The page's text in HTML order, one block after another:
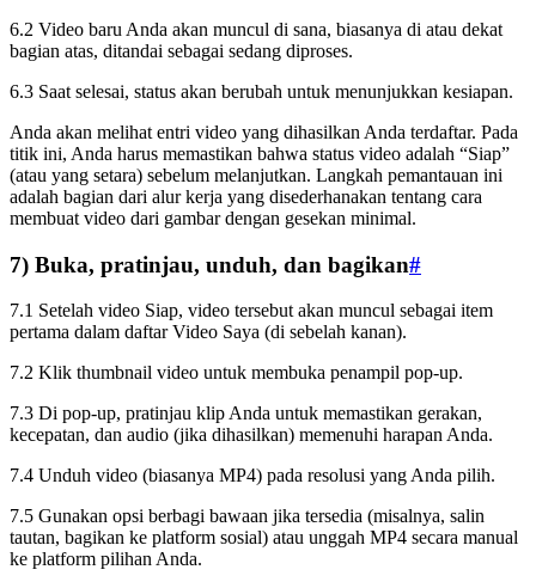
6.2 Video baru Anda akan muncul di sana, biasanya di atau dekat
bagian atas, ditandai sebagai sedang diproses.
6.3 Saat selesai, status akan berubah untuk menunjukkan kesiapan.
Anda akan melihat entri video yang dihasilkan Anda terdaftar. Pada
titik ini, Anda harus memastikan bahwa status video adalah “Siap”
(atau yang setara) sebelum melanjutkan. Langkah pemantauan ini
adalah bagian dari alur kerja yang disederhanakan tentang cara
membuat video dari gambar dengan gesekan minimal.
7) Buka, pratinjau, unduh, dan bagikan#
7.1 Setelah video Siap, video tersebut akan muncul sebagai item
pertama dalam daftar Video Saya (di sebelah kanan).
7.2 Klik thumbnail video untuk membuka penampil pop-up.
7.3 Di pop-up, pratinjau klip Anda untuk memastikan gerakan,
kecepatan, dan audio (jika dihasilkan) memenuhi harapan Anda.
7.4 Unduh video (biasanya MP4) pada resolusi yang Anda pilih.
7.5 Gunakan opsi berbagi bawaan jika tersedia (misalnya, salin
tautan, bagikan ke platform sosial) atau unggah MP4 secara manual
ke platform pilihan Anda.